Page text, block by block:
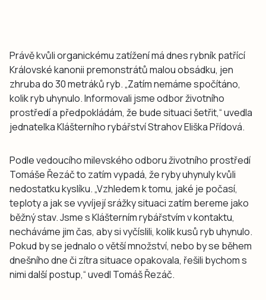
Právě kvůli organickému zatížení má dnes rybník patřící
Královské kanonii premonstrátů malou obsádku, jen
zhruba do 30 metráků ryb. „Zatím nemáme spočítáno,
kolik ryb uhynulo. Informovali jsme odbor životního
prostředí a předpokládám, že bude situaci šetřit,“ uvedla
jednatelka Klášterního rybářství Strahov Eliška Přídová.
Podle vedoucího milevského odboru životního prostředí
Tomáše Řezáč to zatím vypadá, že ryby uhynuly kvůli
nedostatku kyslíku. „Vzhledem k tomu, jaké je počasí,
teploty a jak se vyvíjejí srážky situaci zatím bereme jako
běžný stav. Jsme s Klášterním rybářstvím v kontaktu,
necháváme jim čas, aby si vyčíslili, kolik kusů ryb uhynulo.
Pokud by se jednalo o větší množství, nebo by se během
dnešního dne či zítra situace opakovala, řešili bychom s
nimi další postup,“ uvedl Tomáš Řezáč.